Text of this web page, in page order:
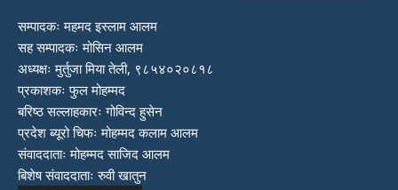
सम्पादकः महमद इस्लाम आलम
सह सम्पादकः मोसिन आलम
अध्यक्षः मुर्तुजा मिया तेली, ९८५४०२०८१८
प्रकाशकः फुल मोहम्मद
बरिष्ठ सल्लाहकारः गोविन्द हुसेन
प्रदेश ब्यूरो चिफः मोहम्मद कलाम आलम
संवाददाताः मोहम्मद साजिद आलम
बिशेष संवाददाताः रुवी खातुन